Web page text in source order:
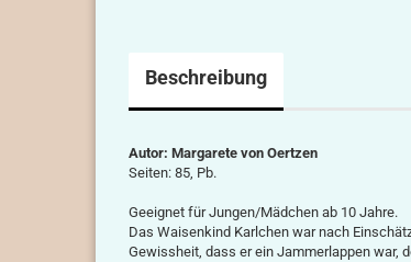
Beschreibung
Autor: Margarete von Oertzen
Seiten: 85, Pb.
Geeignet für Jungen/Mädchen ab 10 Jahre.
Das Waisenkind Karlchen war nach
Gewissheit, dass er ein Jammerlappen war,